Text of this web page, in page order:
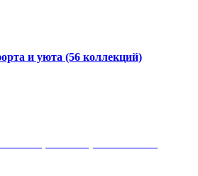
и уюта (56 коллекций)